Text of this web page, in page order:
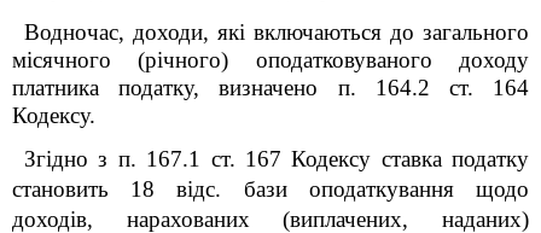
Водночас, доходи, які включаються до загального
місячного (річного) оподатковуваного доходу
платника податку, визначено п. 164.2 ст. 164
Кодексу.
Згідно з п. 167.1 ст. 167 Кодексу ставка податку
становить 18 відс. бази оподаткування щодо
доходів, нарахованих (виплачених, наданих)